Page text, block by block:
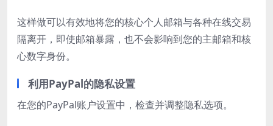
这样做可以有效地将您的核心个人邮箱与各种在线交易
隔离开，即使邮箱暴露，也不会影响到您的主邮箱和核
心数字身份。
利用PayPal的隐私设置
在您的PayPal账户设置中，检查并调整隐私选项。